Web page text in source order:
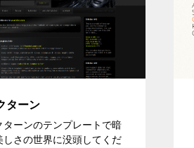
ターン
ターンのテンプレートで暗
しさの世界に没頭してくだ